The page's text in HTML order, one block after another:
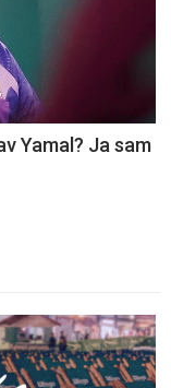
Yamal? Ja sam